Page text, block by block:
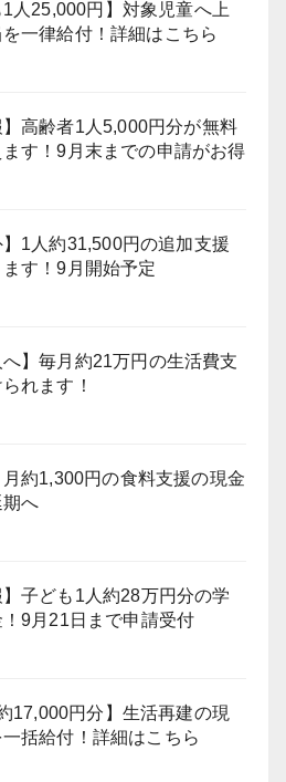
1人25,000円】対象児童へ上
一律給付！詳細はこちら
】高齢者1人5,000円分が無料
す！9月末までの申請がお得
】1人約31,500円の追加支援
す！9月開始予定
へ】毎月約21万円の生活費支
れます！
月約1,300円の食料支援の現金
へ
】子ども1人約28万円分の学
9月21日まで申請受付
17,000円分】生活再建の現
括給付！詳細はこちら